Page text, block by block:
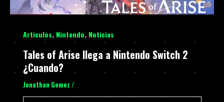
Articulos, Nintendo, Noticias
Tales of Arise llega a Nintendo Switch 2
¿Cuando?
Jonathan Gomez /